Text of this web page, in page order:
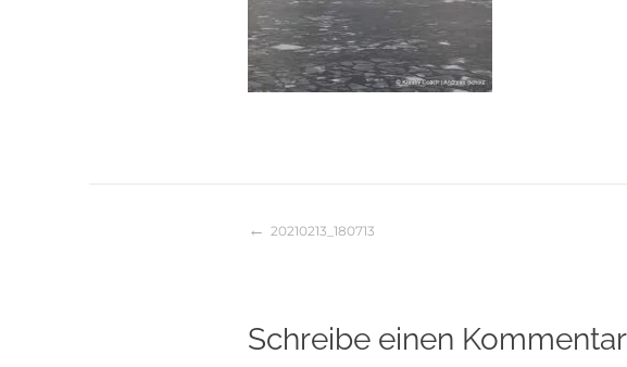
Beitragsnavigation
20210213_180713
Schreibe einen Kommentar